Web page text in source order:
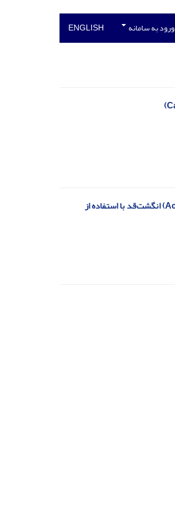
ورود به سامانه ENGLISH
ارزیابی تاثیر غلظت‌های زیر حدکشنده دیازینون و آندوسولفان بر پاسخ بویایی تاس‌ماهی ایرانی (Acipenser persicus) انگشت‌قد با استفاده از